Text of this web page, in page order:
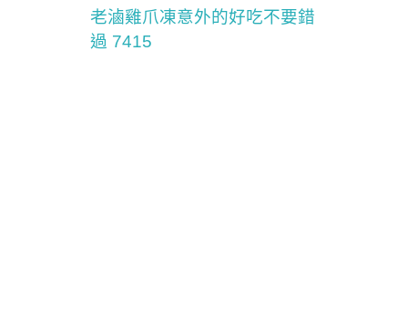
老滷雞爪凍意外的好吃不要錯
過 7415